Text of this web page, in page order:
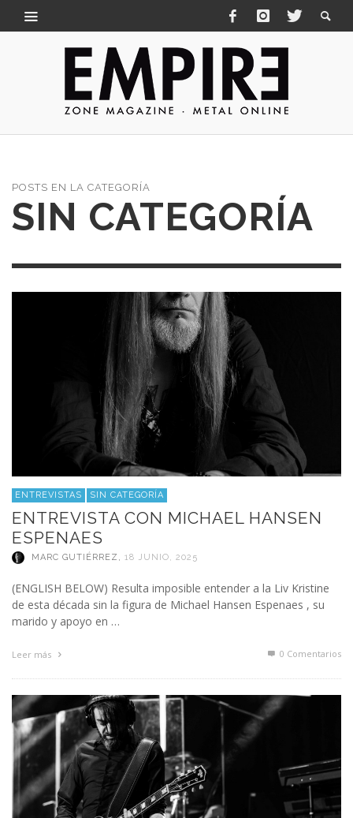
POSTS EN LA CATEGORÍA
SIN CATEGORÍA
ENTREVISTAS SIN CATEGORÍA
ENTREVISTA CON MICHAEL HANSEN
ESPENAES
MARC GUTIÉRREZ , 18 JUNIO, 2025
(ENGLISH BELOW) Resulta imposible entender a la Liv Kristine
de esta década sin la figura de Michael Hansen Espenaes , su
marido y apoyo en …
Leer más 0 Comentarios